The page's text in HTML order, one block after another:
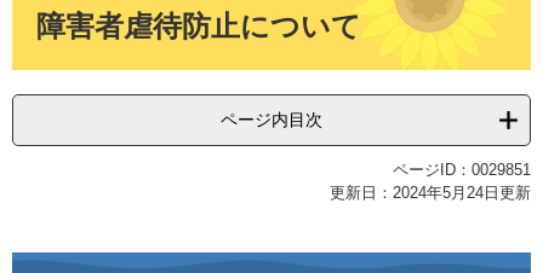
へ
障害者虐待防止について
ページ内目次
ページID：0029851
更新日：2024年5月24日更新